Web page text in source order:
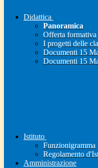
Didattica
Panoramica
Offerta formativa
I progetti delle
Documenti 15
Documenti 15
Istituto
Funzionigramma
Regolamento
Amministrazione